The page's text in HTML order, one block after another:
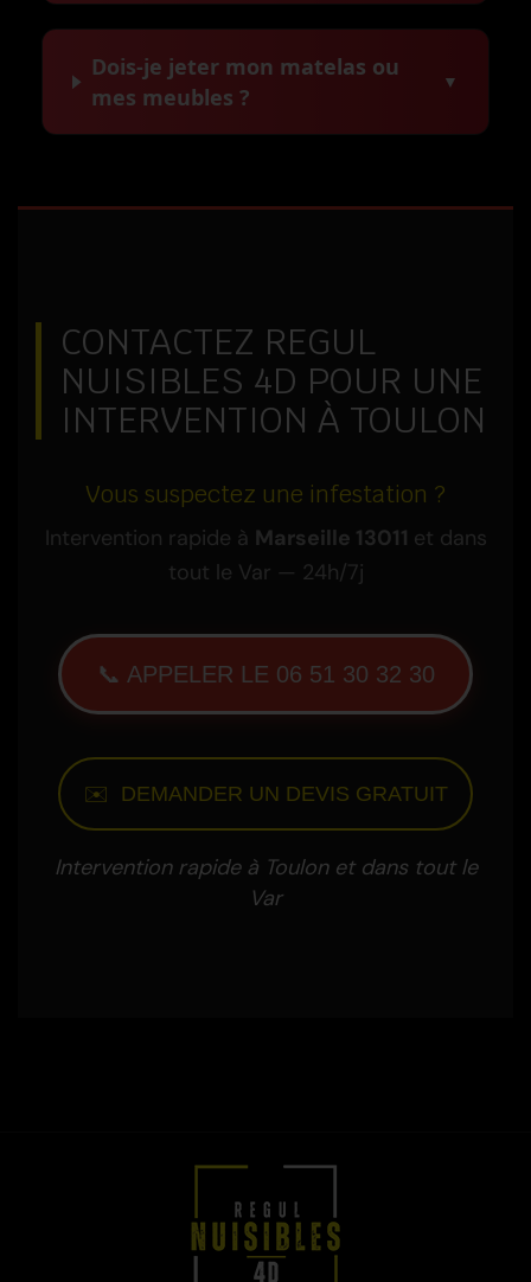
Dois-je jeter mon matelas ou
mes meubles ?
▼
CONTACTEZ REGUL
NUISIBLES 4D POUR UNE
INTERVENTION À TOULON
Vous suspectez une infestation ?
Intervention rapide à Marseille 13011 et dans
tout le Var — 24h/7j
📞 APPELER LE 06 51 30 32 30
✉️ DEMANDER UN DEVIS GRATUIT
Intervention rapide à Toulon et dans tout le
Var